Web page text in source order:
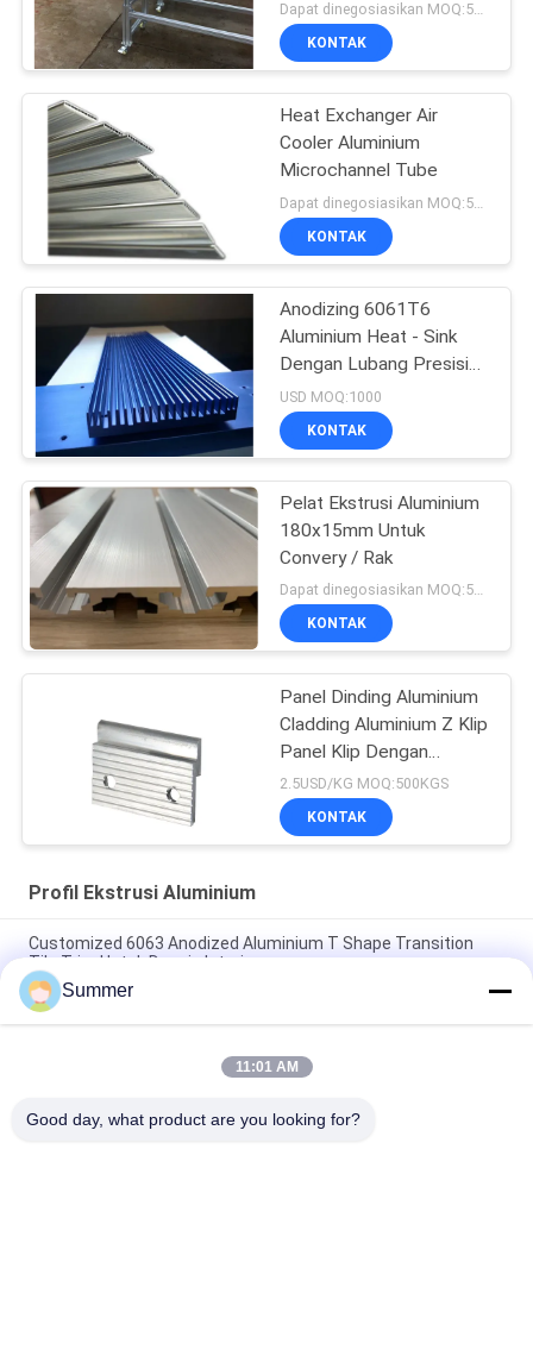
Dapat dinegosiasikan MOQ:500kgs
KONTAK
Heat Exchanger Air
Cooler Aluminium
Microchannel Tube
KONTAK
Anodizing 6061T6
Aluminium Heat - Sink
Dengan Lubang Presisi
CNC
USD MOQ:1000
KONTAK
Pelat Ekstrusi Aluminium
180x15mm Untuk
Convery / Rak
Dapat dinegosiasikan MOQ:500KGS
KONTAK
Panel Dinding Aluminium
Cladding Aluminium Z Klip
Panel Klip Dengan
Lubang Pengeboran
2.5USD/KG MOQ:500KGS
KONTAK
Profil Ekstrusi Aluminium
Customized 6063 Anodized Aluminium T Shape Transition
Tile Trim Untuk Desain Interior
Konstruksi Pintu Aluminium Profil Sliding Glass Door Extrusion
Slim Profile
6063 powder coating profil tabung persegi aluminium butiran
Summer
11:01 AM
Good day, what product are you looking for?